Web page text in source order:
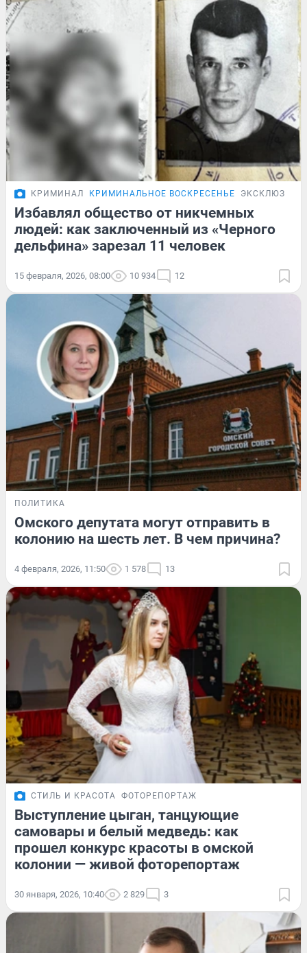
КРИМИНАЛ КРИМИНАЛЬНОЕ ВОСКРЕСЕНЬЕ ЭКСКЛЮЗИВ
Избавлял общество от никчемных
людей: как заключенный из «Черного
дельфина» зарезал 11 человек
15 февраля, 2026, 08:00 10 934 12
ПОЛИТИКА
Омского депутата могут отправить в
колонию на шесть лет. В чем причина?
4 февраля, 2026, 11:50 1 578 13
СТИЛЬ И КРАСОТА ФОТОРЕПОРТАЖ
Выступление цыган, танцующие
самовары и белый медведь: как
прошел конкурс красоты в омской
колонии — живой фоторепортаж
30 января, 2026, 10:40 2 829 3